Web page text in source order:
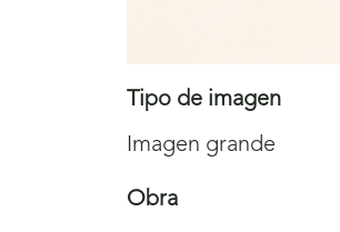
Tipo de imagen
Imagen grande
Obra